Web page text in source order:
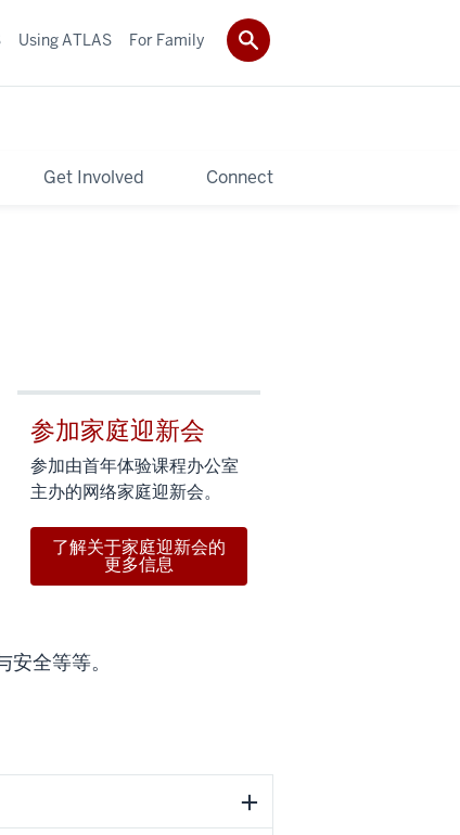
Get Involved Connect
Using ATLAS For Family
参加家庭迎新会
参加由首年体验课程办公室
主办的网络家庭迎新会。
了解关于家庭迎新会的
更多信息
全等等。